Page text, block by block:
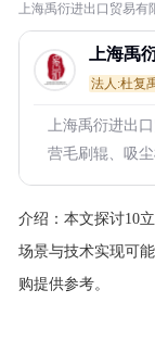
上海禹衍进出口贸易有
上海禹
法人:杜复
上海禹衍进出
营毛刷辊、吸
介绍： 本文探讨10
场景与技术实现可
购提供参考。